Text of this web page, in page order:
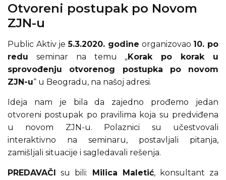
Otvoreni postupak po Novom
ZJN-u
Public Aktiv je5.3.2020. godine organizovao 10. po
redu seminar na temu „Korak po korak u
sprovođenju otvorenog postupka po novom
ZJN-u“ u Beogradu, na našoj adresi.
Ideja nam je bila da zajedno prođemo jedan
otvoreni postupak po pravilima koja su predviđena
u novom ZJN-u. Polaznici su učestvovali
interaktivno na seminaru, postavljali pitanja,
zamišljali situacije i sagledavali rešenja.
PREDAVAČI su bili: Milica Maletić, konsultant za